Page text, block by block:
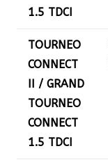
1.5 TDCI
TOURNEO
CONNECT
II / GRAND
TOURNEO
CONNECT
1.5 TDCI